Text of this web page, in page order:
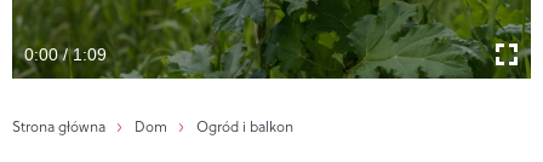
0:00 / 1:09
Strona główna Dom Ogród i balkon